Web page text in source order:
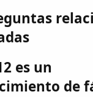
es un
de